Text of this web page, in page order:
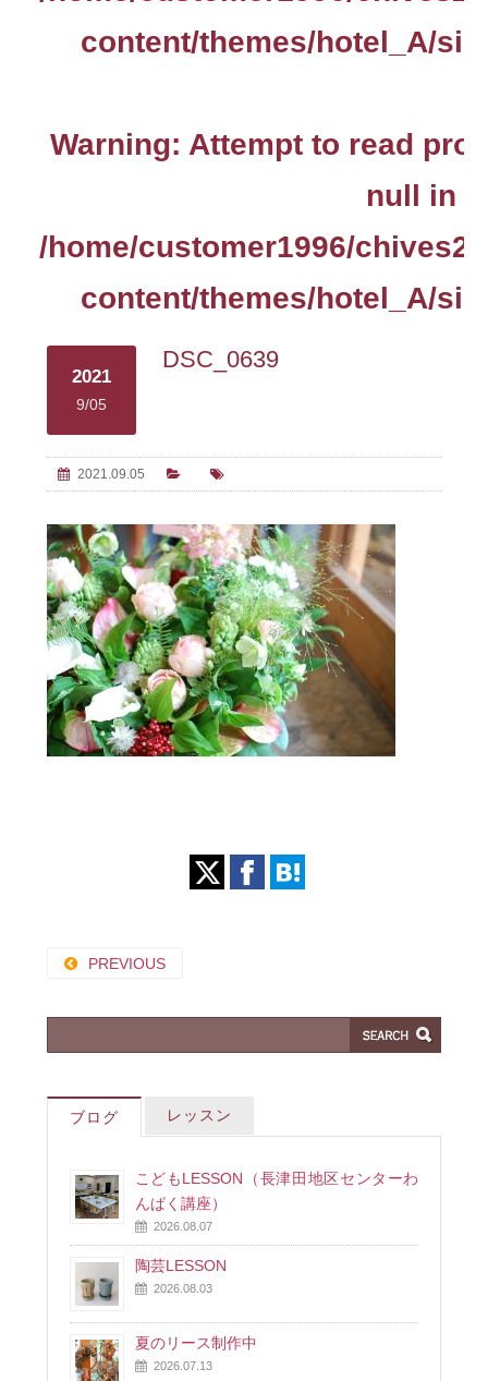
content/themes/hotel_A/
Warning: Attempt to read
null in
/home/customer1996/
content/themes/hotel_A/
2021
9/05
DSC_0639
2021.09.05
PREVIOUS
ブログ レッスン
こどもLESSON（長津田地区センターわ
んぱく講座）
2026.08.07
陶芸LESSON
2026.08.03
夏のリース制作中
2026.07.13